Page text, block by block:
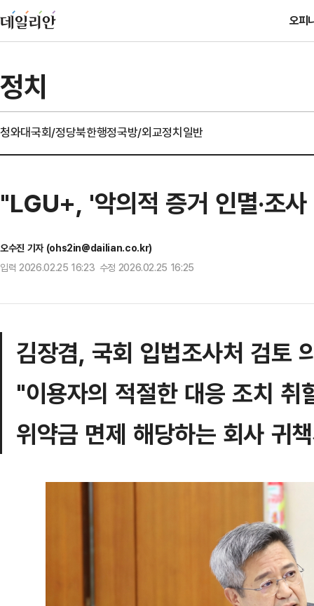
오피
정치
청와대국회/정당북한행정국방/외교정치일반
"LGU+, '악의적 증거 인멸·조
오수진 기자 (ohs2in@dailian.co.kr)
입력 2026.02.25 16:23 수정 2026.02.25 16:25
김장겸, 국회 입법조사처 검토
"이용자의 적절한 대응 조치 취
위약금 면제 해당하는 회사 귀